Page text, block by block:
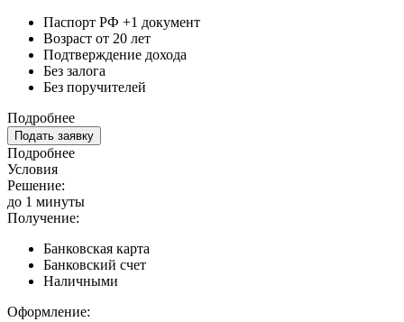
Паспорт РФ +1 документ
Возраст от 20 лет
Подтверждение дохода
Без залога
Без поручителей
Подробнее
Подать заявку
Подробнее
Условия
Решение:
до 1 минуты
Получение:
Банковская карта
Банковский счет
Наличными
Оформление: